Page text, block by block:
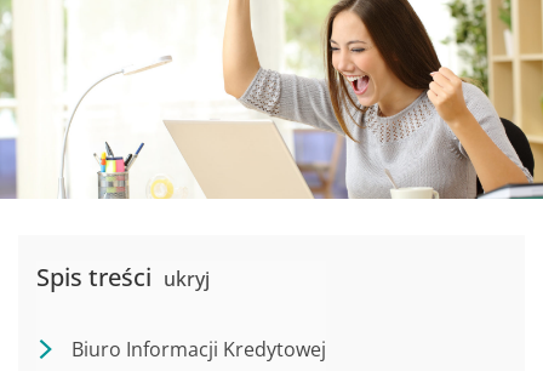
Spis treści ukryj
Biuro Informacji Kredytowej